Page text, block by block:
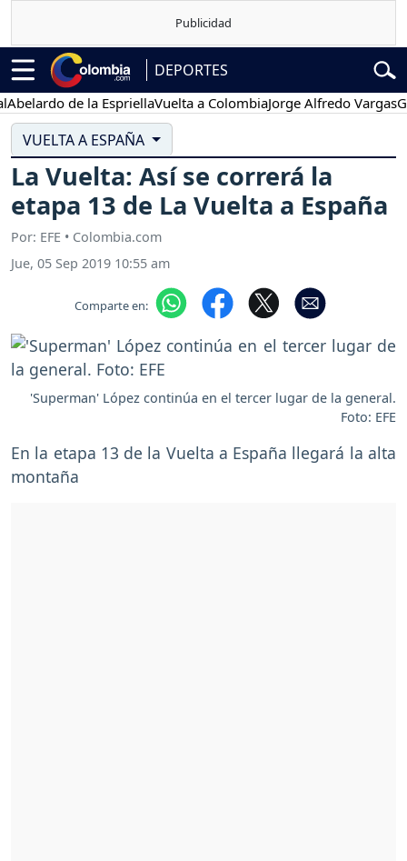
DEPORTES
de la EspriellaVuelta a ColombiaJorge Alfredo Vargas
VUELTA A ESPAÑA
La Vuelta: Así se correrá la
etapa 13 de La Vuelta a España
Por: EFE • Colombia.com
Jue, 05 Sep 2019 10:55 am
Comparte en:
'Superman' López continúa en el tercer lugar de la general.
Foto: EFE
En la etapa 13 de la Vuelta a España llegará la alta
montaña